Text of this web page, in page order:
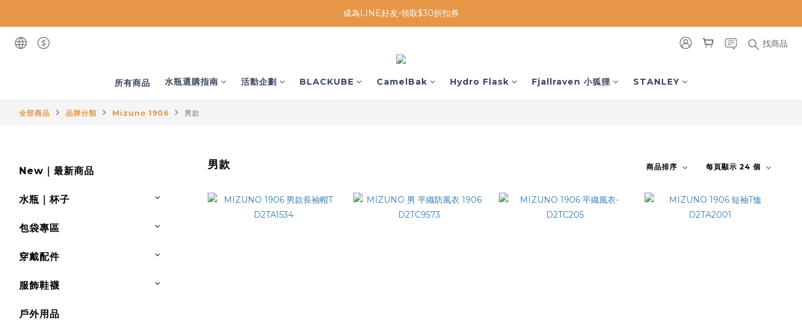
成為LINE好友-領取$30折扣券
找商品
所有商品 水瓶選購指南 活動企劃 BLACKUBE CamelBak Hydro Flask Fjallraven 小狐狸 STANLEY
全部商品 品牌分類 Mizuno 1906 男款
New｜最新商品
水瓶｜杯子
包袋專區
穿戴配件
服飾鞋襪
戶外用品
男款 商品排序 每頁顯示 24 個